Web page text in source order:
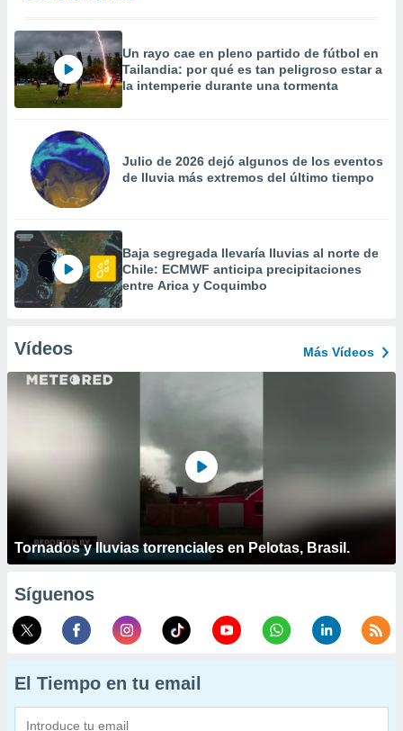
Un rayo cae en pleno partido de fútbol en
Tailandia: por qué es tan peligroso estar a
la intemperie durante una tormenta
Julio de 2026 dejó algunos de los eventos
de lluvia más extremos del último tiempo
Baja segregada llevaría lluvias al norte de
Chile: ECMWF anticipa precipitaciones
entre Arica y Coquimbo
Vídeos Más Vídeos
Tornados y lluvias torrenciales en Pelotas, Brasil.
Síguenos
El Tiempo en tu email